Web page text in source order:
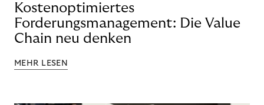
Kostenoptimiertes
Forderungsmanagement: Die Value
Chain neu denken
MEHR LESEN